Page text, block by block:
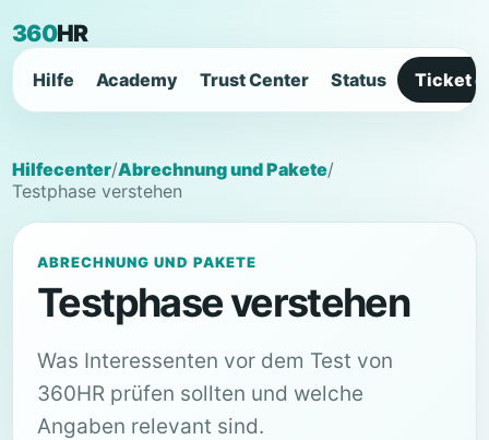
360HR
Hilfe Academy Trust Center Status Ticket
Hilfecenter/Abrechnung und Pakete/
Testphase verstehen
ABRECHNUNG UND PAKETE
Testphase verstehen
Was Interessenten vor dem Test von
360HR prüfen sollten und welche
Angaben relevant sind.